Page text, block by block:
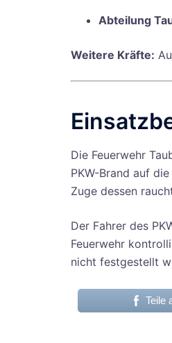
Abteilung
Weitere Kräfte:
Die Feuerwehr
PKW-Brand auf
Zuge dessen
Der Fahrer des
Feuerwehr
nicht festgestellt
Teile